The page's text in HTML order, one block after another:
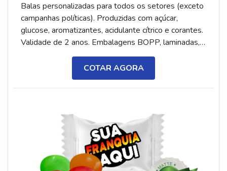
Balas personalizadas para todos os setores (exceto
campanhas políticas). Produzidas com açúcar,
glucose, aromatizantes, acidulante cítrico e corantes.
Validade de 2 anos. Embalagens BOPP, laminadas,
metalizadas ou ecológicas, com impressão colorida
ou P&B em alta qualidade, tinta atóxica. Medida: 5 ×
3,5 cm. Sabores variados (frutas, café, menta etc.) e
diferentes tipos (balas, gomas, chicletes, recheadas
COTAR AGORA